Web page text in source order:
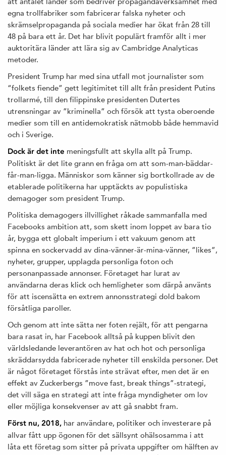
egna trollfabriker som fabricerar falska nyheter och
skrämselpropaganda på sociala medier har ökat från 28 till
48 på bara ett år. Det har blivit populärt framför allt i mer
auktoritära länder att lära sig av Cambridge Analyticas
metoder.
President Trump har med sina utfall mot journalister som
“folkets fiende” gett legitimitet till allt från president Putins
trollarmé, till den filippinske presidenten Dutertes
utrensningar av ”kriminella” och försök att tysta oberoende
medier som till en antidemokratisk nätmobb både hemmavid
och i Sverige.
Dock är det inte meningsfullt att skylla allt på Trump.
Politiskt är det lite grann en fråga om att som-man-bäddar-
får-man-ligga. Människor som känner sig bortkollrade av de
etablerade politikerna har upptäckts av populistiska
demagoger som president Trump.
Politiska demagogers illvillighet råkade sammanfalla med
Facebooks ambition att, som skett inom loppet av bara tio
år, bygga ett globalt imperium i ett vakuum genom att
spinna en sockervadd av dina-vänner-är-mina-vänner, ”likes”,
nyheter, grupper, upplagda personliga foton och
personanpassade annonser. Företaget har lurat av
användarna deras klick och hemligheter som därpå använts
för att iscensätta en extrem annonsstrategi dold bakom
försåtliga paroller.
Och genom att inte sätta ner foten rejält, för att pengarna
bara rasat in, har Facebook alltså på kuppen blivit den
världsledande leverantören av hat och hot och personliga
skräddarsydda fabricerade nyheter till enskilda personer. Det
är något företaget förstås inte strävat efter, men det är en
effekt av Zuckerbergs ”move fast, break things”-strategi,
det vill säga en strategi att inte fråga myndigheter om lov
eller möjliga konsekvenser av att gå snabbt fram.
Först nu, 2018, har användare, politiker och investerare på
allvar fått upp ögonen för det sällsynt ohälsosamma i att
låta ett företag som sitter på privata uppgifter om hälften av